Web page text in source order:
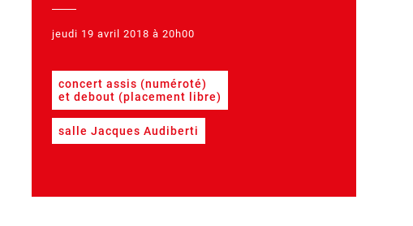
jeudi 19 avril 2018 à 20h00
concert assis (numéroté)
et debout (placement libre)
salle Jacques Audiberti